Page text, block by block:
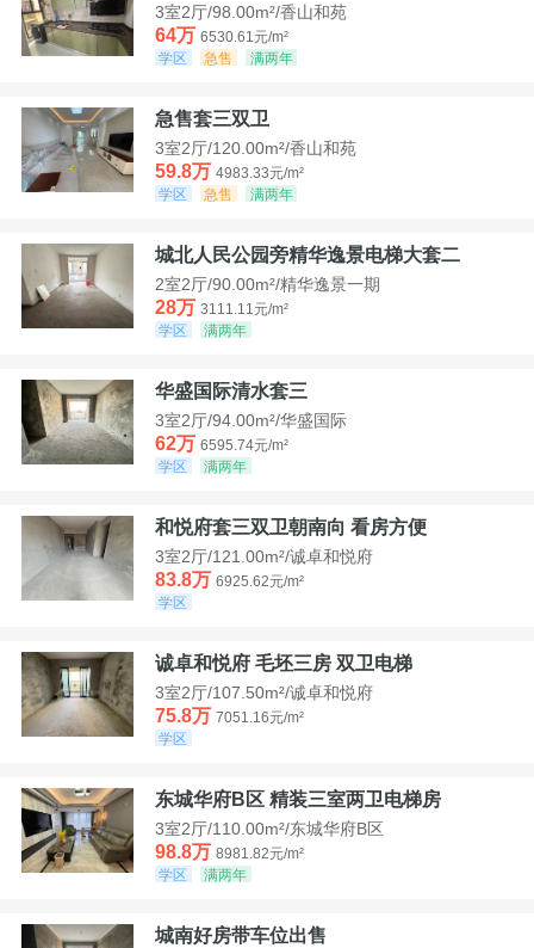
3室2厅/98.00m²/香山和苑
64万 6530.61元/m²
学区
急售 满两年
急售套三双卫
3室2厅/120.00m²/香山和苑
59.8万 4983.33元/m²
学区
急售 满两年
城北人民公园旁精华逸景电梯大套二
2室2厅/90.00m²/精华逸景一期
28万 3111.11元/m²
学区
满两年
华盛国际清水套三
3室2厅/94.00m²/华盛国际
62万 6595.74元/m²
学区
满两年
和悦府套三双卫朝南向 看房方便
3室2厅/121.00m²/诚卓和悦府
83.8万 6925.62元/m²
学区
诚卓和悦府 毛坯三房 双卫电梯
3室2厅/107.50m²/诚卓和悦府
75.8万 7051.16元/m²
学区
东城华府B区 精装三室两卫电梯房
3室2厅/110.00m²/东城华府B区
98.8万 8981.82元/m²
学区
满两年
城南好房带车位出售